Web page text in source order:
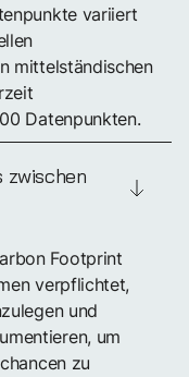
variiert
mittelständischen
Datenpunkten.
zwischen
Footprint
verpflichtet,
und
um
zu